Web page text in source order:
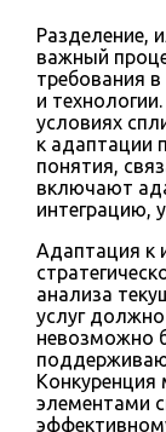
Разделение,
важный
требования
и
условиях
к адаптации
понятия,
включают
интеграцию,
Адаптация к
анализа
услуг
невозможно
элементами